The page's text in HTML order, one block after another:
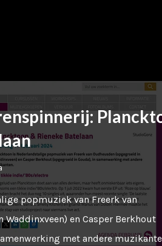
popmuziek van Freerk van
en Casper Berkhout
met andere